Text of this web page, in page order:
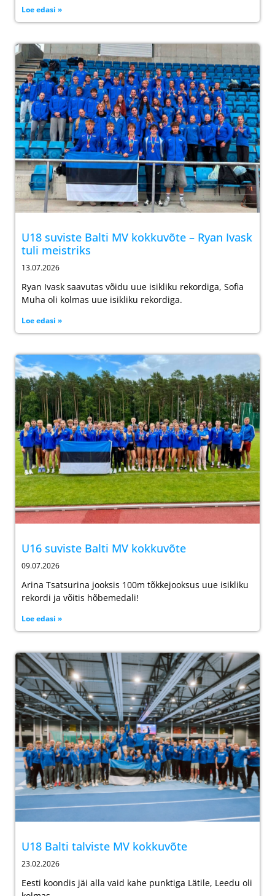
Loe edasi »
U18 suviste Balti MV kokkuvõte – Ryan Ivask
tuli meistriks
13.07.2026
Ryan Ivask saavutas võidu uue isikliku rekordiga, Sofia
Muha oli kolmas uue isikliku rekordiga.
Loe edasi »
U16 suviste Balti MV kokkuvõte
09.07.2026
Arina Tsatsurina jooksis 100m tõkkejooksus uue isikliku
rekordi ja võitis hõbemedali!
Loe edasi »
U18 Balti talviste MV kokkuvõte
23.02.2026
Eesti koondis jäi alla vaid kahe punktiga Lätile, Leedu oli